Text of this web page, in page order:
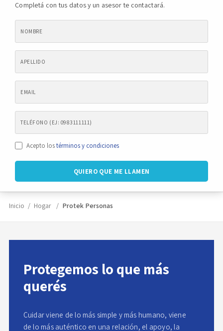
Novedades
Área de clientes
Completá con tus datos y un asesor te contactará.
Acepto lostérminos y condiciones
Inicio Hogar Protek Personas
Protegemos lo que más
querés
Cuidar viene de lo más simple y más humano, viene
de lo más auténtico en una relación, el apoyo, la